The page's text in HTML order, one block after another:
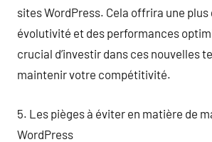
sites WordPress. Cela offrira une plus
évolutivité et des performances
crucial d’investir dans ces nouvelles
maintenir votre compétitivité.
5. Les pièges à éviter en matière de
WordPress